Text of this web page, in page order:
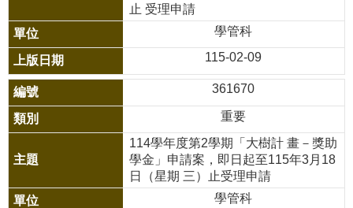
填
報
通
報
專
安
止 受理申請
學管科
115-02-09
361670
重要
114學年度第2學期「大樹計 畫－獎助
學金」申請案，即日起至115年3月18
日（星期 三）止受理申請
學管科